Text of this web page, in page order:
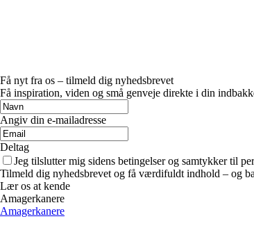
Få nyt fra os – tilmeld dig nyhedsbrevet
Få inspiration, viden og små genveje direkte i din
Angiv din e-mailadresse
Deltag
Jeg tilslutter mig sidens betingelser og samtykker til
Tilmeld dig nyhedsbrevet og få værdifuldt indhold – og
Lær os at kende
Amagerkanere
Amagerkanere